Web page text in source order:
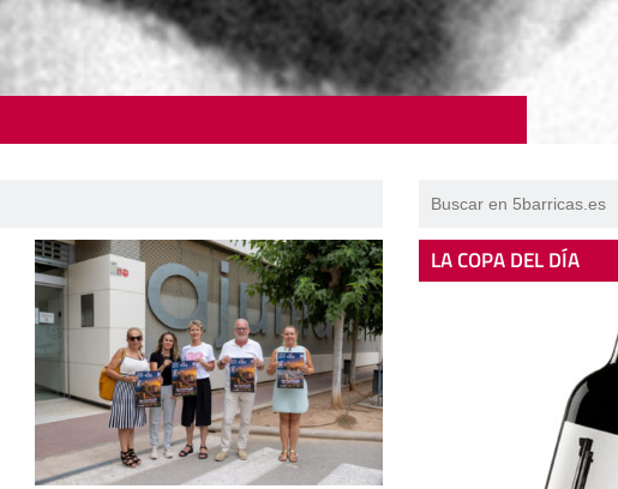
LA COPA DEL DÍA